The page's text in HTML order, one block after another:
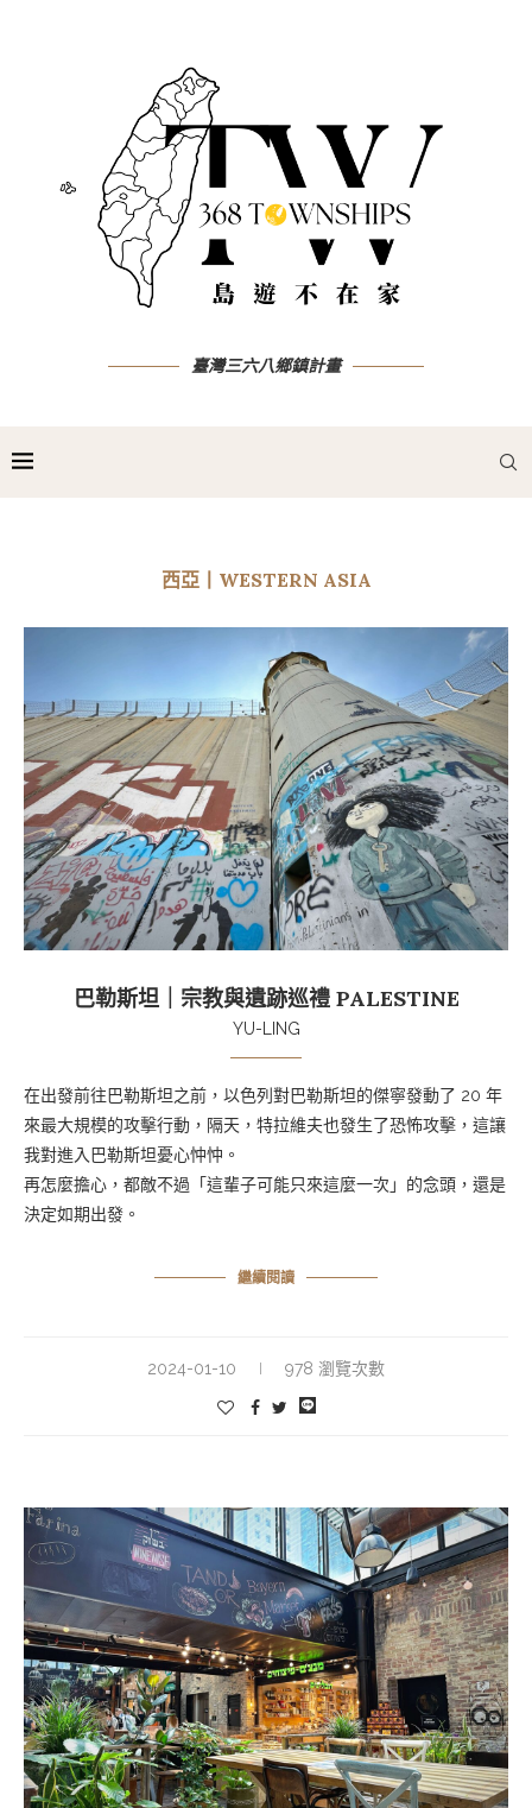
臺灣三六八鄉鎮計畫
西亞丨WESTERN ASIA
巴勒斯坦｜宗教與遺跡巡禮 PALESTINE
YU-LING
在出發前往巴勒斯坦之前，以色列對巴勒斯坦的傑寧發動了 20 年
來最大規模的攻擊行動，隔天，特拉維夫也發生了恐怖攻擊，這讓
我對進入巴勒斯坦憂心忡忡。
再怎麼擔心，都敵不過「這輩子可能只來這麼一次」的念頭，還是
決定如期出發。
繼續閱讀
2024-01-10 978 瀏覽次數